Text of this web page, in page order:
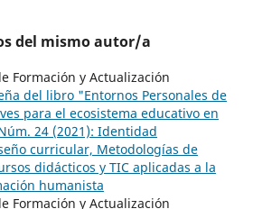
del mismo autor/a
Formación y Actualización
del libro "Entornos Personales de
para el ecosistema educativo en
Núm. 24 (2021): Identidad
curricular, Metodologías de
didácticos y TIC aplicadas a la
humanista
Formación y Actualización